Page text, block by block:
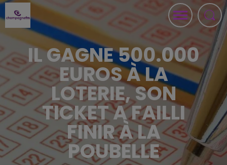
IL GAGNE 500.000
EUROS À LA
LOTERIE, SON
TICKET A FAILLI
FINIR À LA
POUBELLE